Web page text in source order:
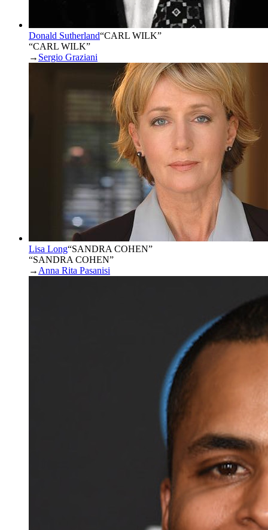
Donald Sutherland“CARL WILK”
“CARL WILK”
→ Sergio Graziani
Lisa Long“SANDRA COHEN”
“SANDRA COHEN”
→ Anna Rita Pasanisi